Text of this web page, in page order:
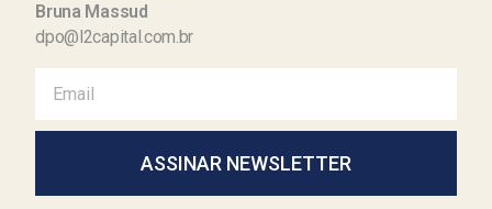
Bruna Massud
dpo@l2capital.com.br
ASSINAR NEWSLETTER